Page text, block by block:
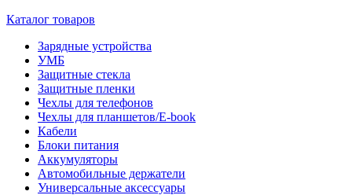
Каталог товаров
Зарядные устройства
УМБ
Защитные стекла
Защитные пленки
Чехлы для телефонов
Чехлы для планшетов/E-book
Кабели
Блоки питания
Аккумуляторы
Автомобильные держатели
Универсальные аксессуары